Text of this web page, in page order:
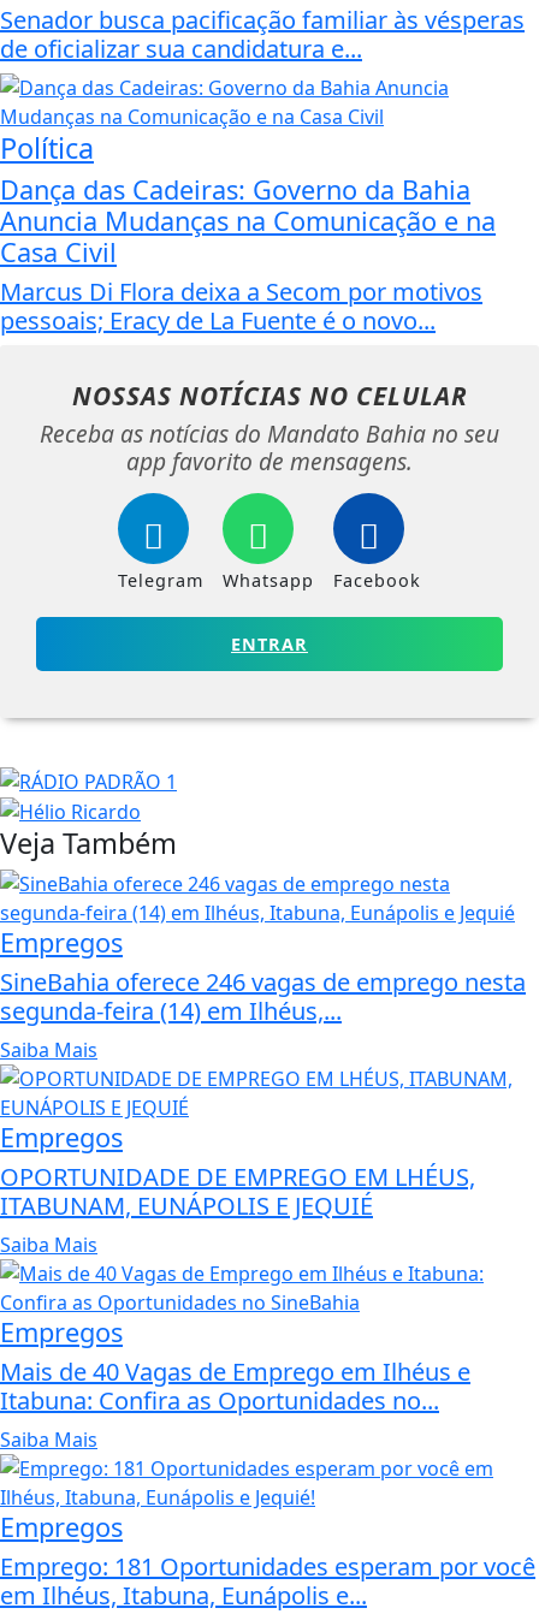
Senador busca pacificação familiar às vésperas
de oficializar sua candidatura e...
Política
Dança das Cadeiras: Governo da Bahia
Anuncia Mudanças na Comunicação e na
Casa Civil
Marcus Di Flora deixa a Secom por motivos
pessoais; Eracy de La Fuente é o novo...
NOSSAS NOTÍCIAS NO CELULAR
Receba as notícias do Mandato Bahia no seu
app favorito de mensagens.
Telegram Whatsapp Facebook
ENTRAR
Veja Também
Empregos
SineBahia oferece 246 vagas de emprego nesta
segunda-feira (14) em Ilhéus,...
Saiba Mais
Empregos
OPORTUNIDADE DE EMPREGO EM LHÉUS,
ITABUNAM, EUNÁPOLIS E JEQUIÉ
Saiba Mais
Empregos
Mais de 40 Vagas de Emprego em Ilhéus e
Itabuna: Confira as Oportunidades no...
Saiba Mais
Empregos
Emprego: 181 Oportunidades esperam por você
em Ilhéus, Itabuna, Eunápolis e...